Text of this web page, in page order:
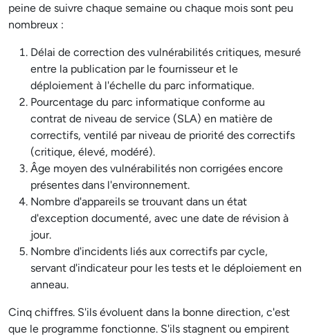
peine de suivre chaque semaine ou chaque mois sont peu
nombreux :
Délai de correction des vulnérabilités critiques, mesuré
entre la publication par le fournisseur et le
déploiement à l'échelle du parc informatique.
Pourcentage du parc informatique conforme au
contrat de niveau de service (SLA) en matière de
correctifs, ventilé par niveau de priorité des correctifs
(critique, élevé, modéré).
Âge moyen des vulnérabilités non corrigées encore
présentes dans l'environnement.
Nombre d'appareils se trouvant dans un état
d'exception documenté, avec une date de révision à
jour.
Nombre d'incidents liés aux correctifs par cycle,
servant d'indicateur pour les tests et le déploiement en
anneau.
Cinq chiffres. S'ils évoluent dans la bonne direction, c'est
que le programme fonctionne. S'ils stagnent ou empirent